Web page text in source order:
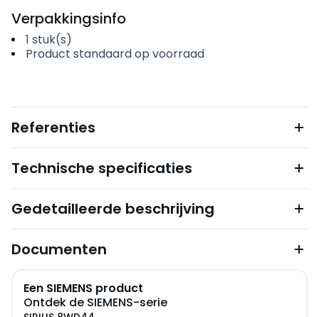
Verpakkingsinfo
1 stuk(s)
Product standaard op voorraad
Referenties
Technische specificaties
Gedetailleerde beschrijving
Documenten
Een SIEMENS product
Ontdek de SIEMENS-serie